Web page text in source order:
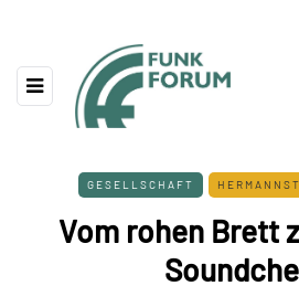
GESELLSCHAFT
Vom rohen Brett